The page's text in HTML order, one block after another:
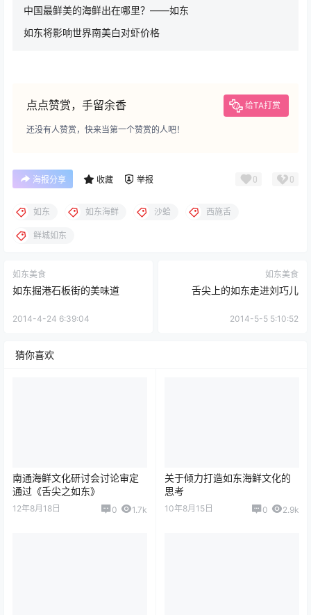
中国最鲜美的海鲜出在哪里？——如东
如东将影响世界南美白对虾价格
点点赞赏，手留余香 给TA打赏
还没有人赞赏，快来当第一个赞赏的人吧！
海报分享 收藏 举报 0 0
如东 如东海鲜 沙蛤 西施舌
鲜城如东
如东美食
如东掘港石板街的美味道
2014-4-24 6:39:04
如东美食
舌尖上的如东走进刘巧儿
2014-5-5 5:10:52
猜你喜欢
南通海鲜文化研讨会讨论审定
通过《舌尖之如东》
12年8月18日 0 1.7k
关于倾力打造如东海鲜文化的
思考
10年8月15日 0 2.9k